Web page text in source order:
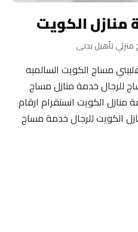
منازل الكويت
تأهيل بدنى
24 ساعة فلبيني مساج الكويت السالميه
٢٤ ساعة مساج للرجال خدمة منازل مساج
الكويت انستقرام ارقام
الكويت للرجال خدمة مساج